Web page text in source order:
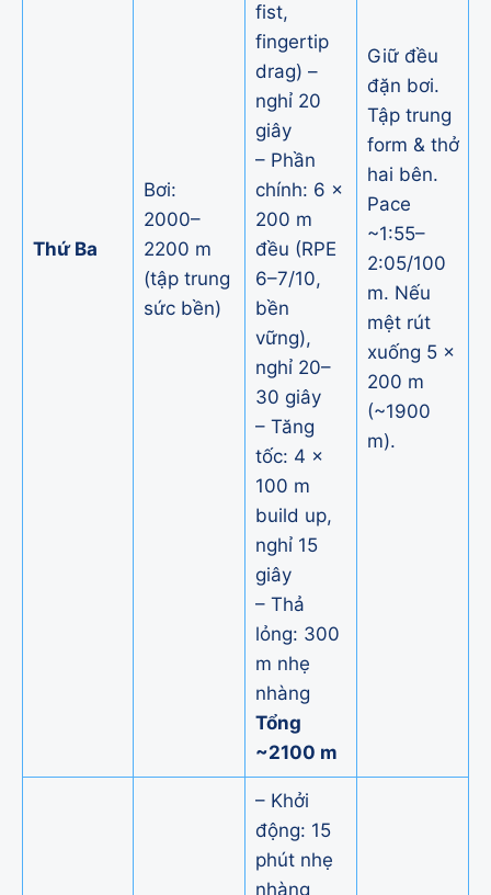
Thứ Ba
Bơi:
2000–
2200 m
(tập trung
sức bền)
fist,
fingertip
drag) –
nghỉ 20
giây
– Phần
chính: 6 ×
200 m
đều (RPE
6–7/10,
bền
vững),
nghỉ 20–
30 giây
– Tăng
tốc: 4 ×
100 m
build up,
nghỉ 15
giây
– Thả
lỏng: 300
m nhẹ
nhàng
Tổng
~2100 m
Giữ đều
đặn bơi.
Tập trung
form & thở
hai bên.
Pace
~1:55–
2:05/100
m. Nếu
mệt rút
xuống 5 ×
200 m
(~1900
m).
– Khởi
động: 15
phút nhẹ
nhàng